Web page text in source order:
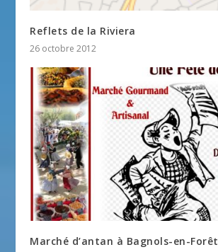
Reflets de la Riviera
26 octobre 2012
Marché d’antan à Bagnols-en-Forêt